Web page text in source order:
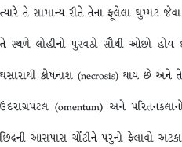
ત્યારે તે સામાન્ય રીતે તેના ફૂલેલા ઘુમ્મટ
તે સ્થળે લોહીનો પુરવઠો સૌથી ઓછો હોય
ઘસારાથી કોષનાશ (necrosis) થાય છે અને
ઉદરાગ્રપટલ (omentum) અને
છિદ્રની આસપાસ ચોંટીને પરુનો ફેલાવો